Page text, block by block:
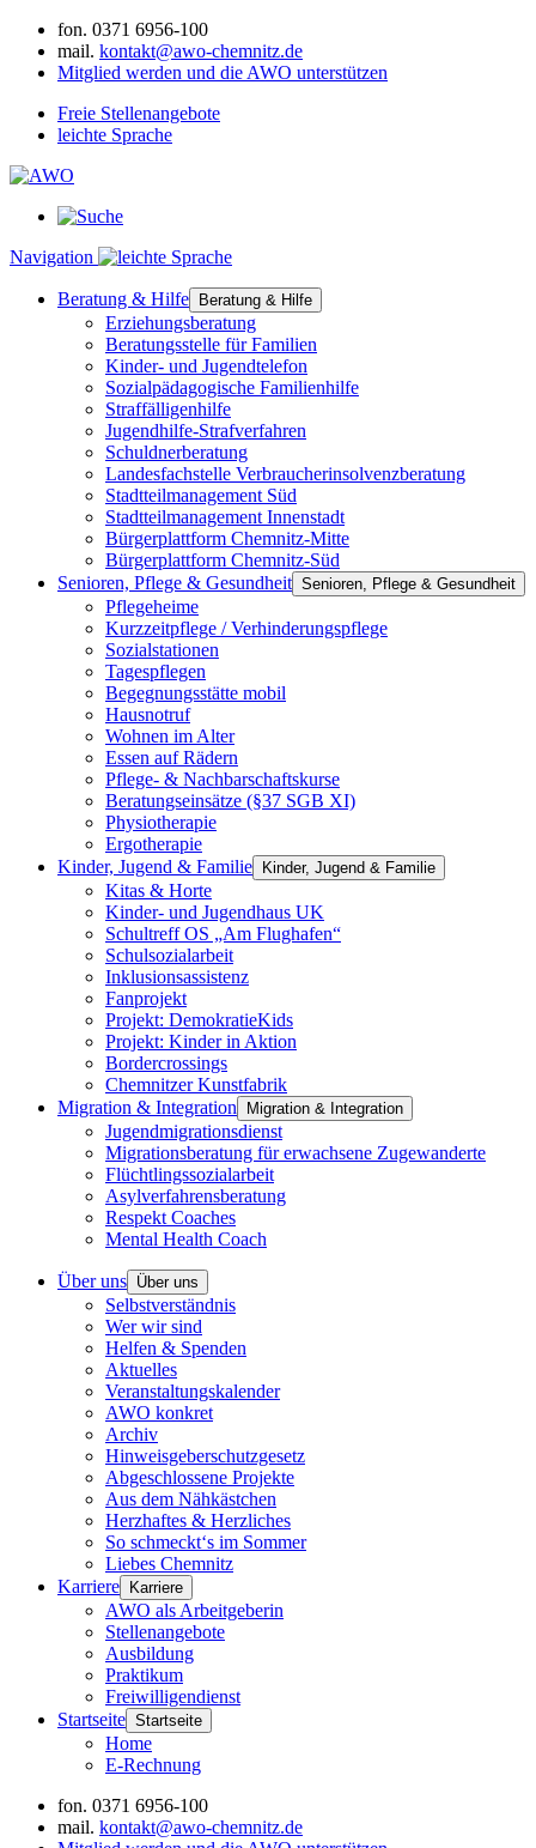
fon. 0371 6956-100
mail. kontakt@awo-chemnitz.de
Mitglied werden und die AWO unterstützen
Freie Stellenangebote
leichte Sprache
Navigation
Beratung & Hilfe Beratung & Hilfe
Erziehungsberatung
Beratungsstelle für Familien
Kinder- und Jugendtelefon
Sozialpädagogische Familienhilfe
Straffälligenhilfe
Jugendhilfe-Strafverfahren
Schuldnerberatung
Landesfachstelle Verbraucherinsolvenzberatung
Stadtteilmanagement Süd
Stadtteilmanagement Innenstadt
Bürgerplattform Chemnitz-Mitte
Bürgerplattform Chemnitz-Süd
Senioren, Pflege & Gesundheit Senioren, Pflege & Gesundheit
Pflegeheime
Kurzzeitpflege / Verhinderungspflege
Sozialstationen
Tagespflegen
Begegnungsstätte mobil
Hausnotruf
Wohnen im Alter
Essen auf Rädern
Pflege- & Nachbarschaftskurse
Beratungseinsätze (§37 SGB XI)
Physiotherapie
Ergotherapie
Kinder, Jugend & Familie
Kinder, Jugend & Familie
Kitas & Horte
Kinder- und Jugendhaus UK
Schultreff OS „Am Flughafen“
Schulsozialarbeit
Inklusionsassistenz
Fanprojekt
Projekt: DemokratieKids
Projekt: Kinder in Aktion
Bordercrossings
Chemnitzer Kunstfabrik
Migration & Integration
Migration & Integration
Jugendmigrationsdienst
Migrationsberatung für erwachsene Zugewanderte
Flüchtlingssozialarbeit
Asylverfahrensberatung
Respekt Coaches
Mental Health Coach
Über uns Über uns
Selbstverständnis
Wer wir sind
Helfen & Spenden
Aktuelles
Veranstaltungskalender
AWO konkret
Archiv
Hinweisgeberschutzgesetz
Abgeschlossene Projekte
Aus dem Nähkästchen
Herzhaftes & Herzliches
So schmeckt‘s im Sommer
Liebes Chemnitz
Karriere
Karriere
AWO als Arbeitgeberin
Stellenangebote
Ausbildung
Praktikum
Freiwilligendienst
Startseite Startseite
Home
E-Rechnung
fon. 0371 6956-100
mail. kontakt@awo-chemnitz.de